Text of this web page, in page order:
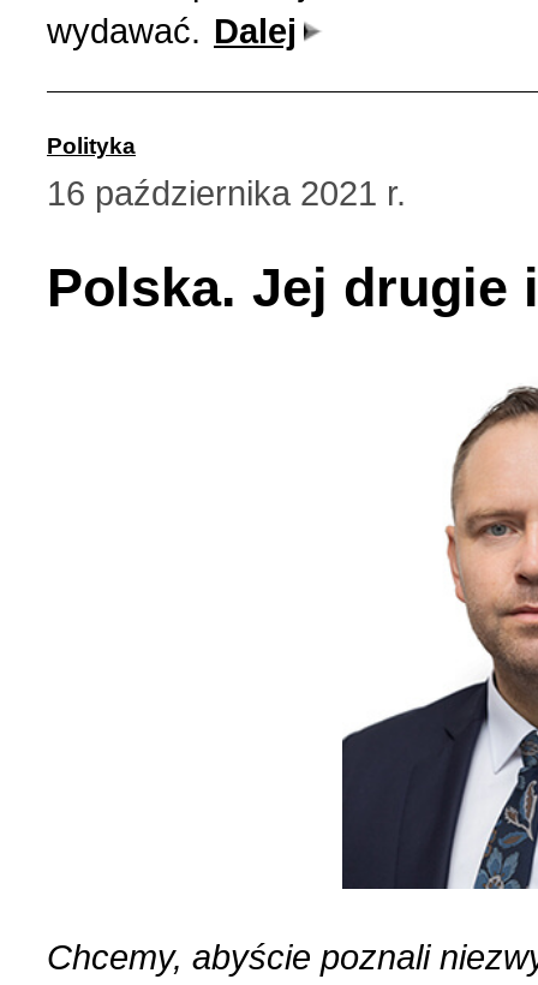
wydawać. Dalej
Polityka
16 października 2021 r.
Polska. Jej drugie
Chcemy, abyście poznali